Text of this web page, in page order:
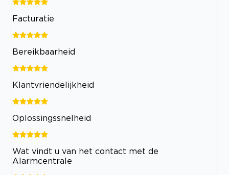
Facturatie
Bereikbaarheid
Klantvriendelijkheid
Oplossingssnelheid
Wat vindt u van het contact met de
Alarmcentrale